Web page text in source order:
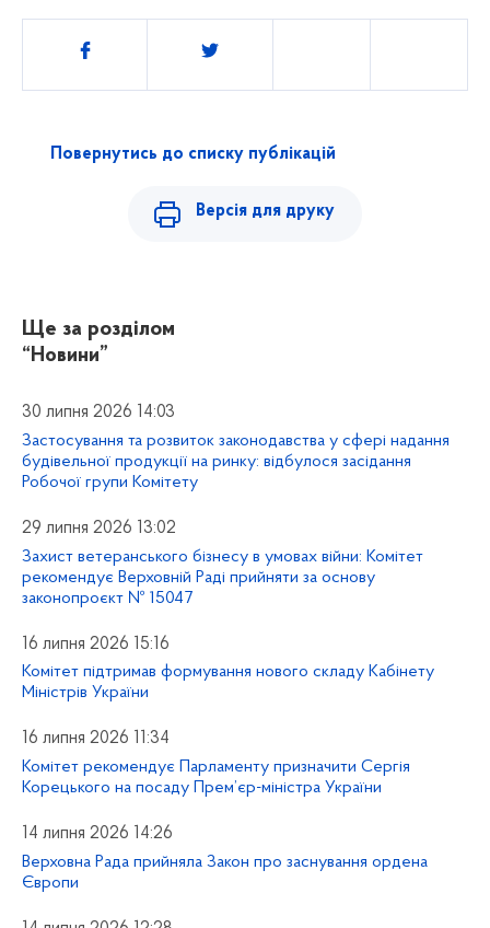
Поділитись
Повернутись до списку публікацій
Версія для друку
Ще за розділом
“Новини”
30 липня 2026 14:03
Застосування та розвиток законодавства у сфері надання
будівельної продукції на ринку: відбулося засідання
Робочої групи Комітету
29 липня 2026 13:02
Захист ветеранського бізнесу в умовах війни: Комітет
рекомендує Верховній Раді прийняти за основу
законопроєкт № 15047
16 липня 2026 15:16
Комітет підтримав формування нового складу Кабінету
Міністрів України
16 липня 2026 11:34
Комітет рекомендує Парламенту призначити Сергія
Корецького на посаду Прем’єр-міністра України
14 липня 2026 14:26
Верховна Рада прийняла Закон про заснування ордена
Європи